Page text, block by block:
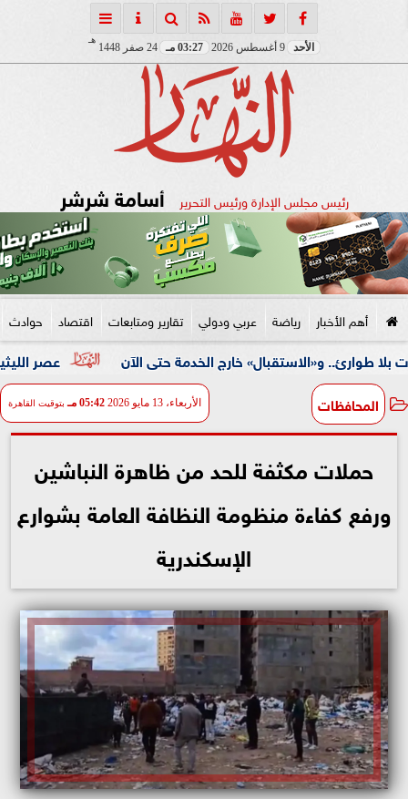
الأحد 03:27 مـ 24 صفر 1448
هـ
رئيس مجلس الإدارة ورئيس التحرير أسامة شرشر
أهم الأخبار رياضة عربي ودولي تقارير ومتابعات اقتصاد حوادث
عصر الليثيوم خارج الخدمة حتى الآن
المحافظات الأربعاء، 13 مايو 2026 05:42 مـ بتوقيت القاهرة
حملات مكثفة للحد من ظاهرة النباشين
ورفع كفاءة منظومة النظافة العامة بشوارع
الإسكندرية